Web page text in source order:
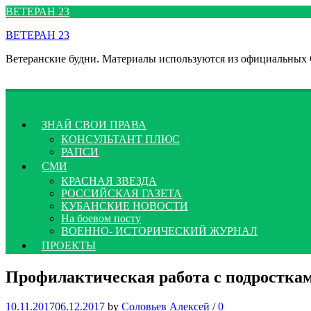
Перейти
содержимому
ВЕТЕРАН 23
ВЕТЕРАН 23
Ветеранские будни. Материалы используются из
ЗНАЙ СВОИ ПРАВА
КОНСУЛЬТАНТ ПЛЮС
РАПСИ
СМИ
КРАСНАЯ ЗВЕЗДА
РОССИЙСКАЯ ГАЗЕТА
КУБАНСКИЕ НОВОСТИ
На боевом посту
ВОЕННО- ИСТОРИЧЕСКИЙ ЖУРНАЛ
ПРОЕКТЫ
Профилактическая работа с
10.11.201706.12.2017 by Соловьев Алексей / 0